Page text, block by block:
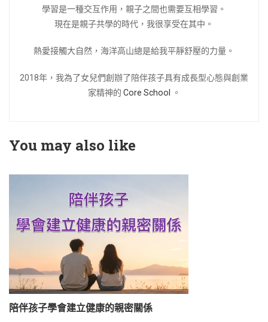
學習是一種交互作用，親子之間也需要互相學習。
現在是親子共學的時代，我很享受在其中。
熱愛接觸大自然，海洋高山總是給我平靜舒壓的力量。
2018年，我為了女兒們創辦了陪伴孩子具有成長型心態與創業
家精神的 Core School 。
You may also like
陪伴孩子學會建立健康的親密關係